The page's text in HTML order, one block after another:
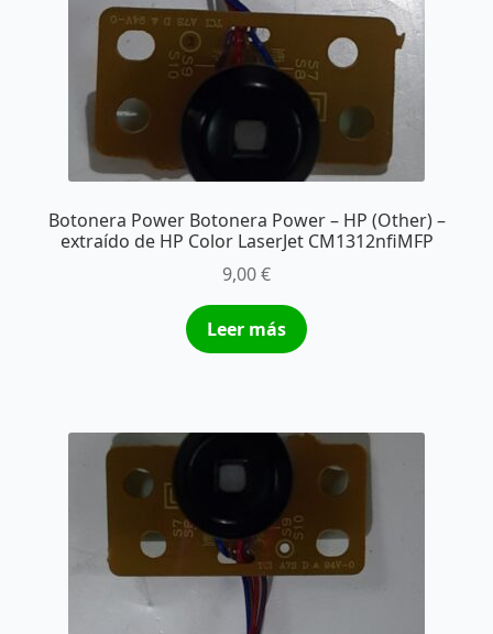
Botonera Power Botonera Power – HP (Other) –
extraído de HP Color LaserJet CM1312nfiMFP
9,00€
Leer más